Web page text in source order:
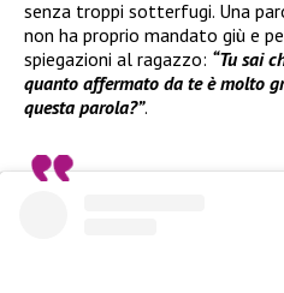
senza troppi sotterfugi. Una
non ha proprio mandato giù e
spiegazioni al ragazzo: “Tu sai
quanto affermato da te è molto
questa parola?”.